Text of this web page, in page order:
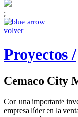
;
volver
Proyectos /
Cemaco City
Con una importante
empresa líder en la